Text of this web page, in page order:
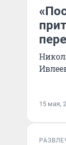
15 мая,